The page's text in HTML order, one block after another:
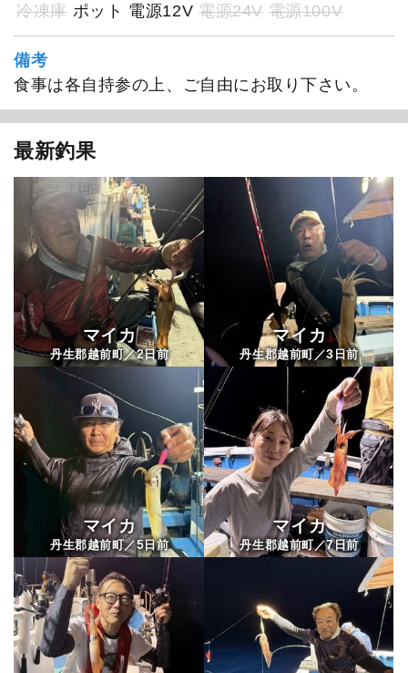
冷凍庫 ポット 電源12V 電源24V 電源100V
備考
食事は各自持参の上、ご自由にお取り下さい。
最新釣果
マイカ
丹生郡越前町／2日前
マイカ
丹生郡越前町／3日前
マイカ
丹生郡越前町／5日前
マイカ
丹生郡越前町／7日前